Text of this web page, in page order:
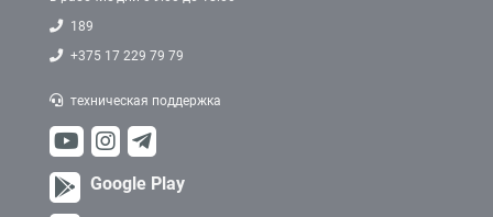
189
+375 17 229 79 79
техническая поддержка
Google Play